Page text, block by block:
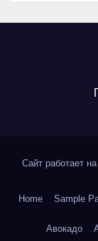
Сайт работает
Home Sample
Авокадо